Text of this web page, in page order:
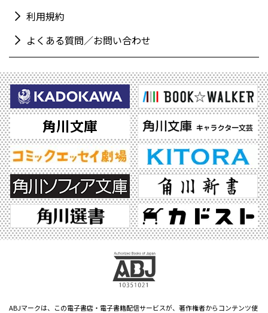
利用規約
よくある質問／お問い合わせ
ABJマークは、この電子書店・電子書籍配信サービスが、著作権者からコンテンツ使